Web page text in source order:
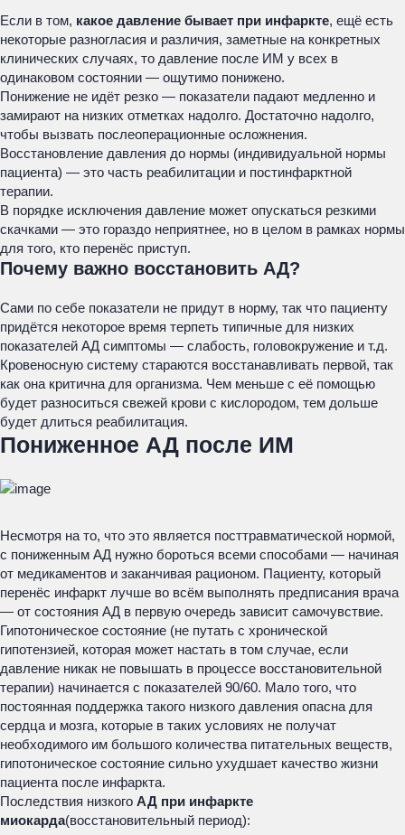
Если в том, какое давление бывает при инфаркте, ещё есть
некоторые разногласия и различия, заметные на конкретных
клинических случаях, то давление после ИМ у всех в
одинаковом состоянии — ощутимо понижено.
Понижение не идёт резко — показатели падают медленно и
замирают на низких отметках надолго. Достаточно надолго,
чтобы вызвать послеоперационные осложнения.
Восстановление давления до нормы (индивидуальной нормы
пациента) — это часть реабилитации и постинфарктной
терапии.
В порядке исключения давление может опускаться резкими
скачками — это гораздо неприятнее, но в целом в рамках нормы
для того, кто перенёс приступ.
Почему важно восстановить АД?
Сами по себе показатели не придут в норму, так что пациенту
придётся некоторое время терпеть типичные для низких
показателей АД симптомы — слабость, головокружение и т.д.
Кровеносную систему стараются восстанавливать первой, так
как она критична для организма. Чем меньше с её помощью
будет разноситься свежей крови с кислородом, тем дольше
будет длиться реабилитация.
Пониженное АД после ИМ
Несмотря на то, что это является посттравматической нормой,
с пониженным АД нужно бороться всеми способами — начиная
от медикаментов и заканчивая рационом. Пациенту, который
перенёс инфаркт лучше во всём выполнять предписания врача
— от состояния АД в первую очередь зависит самочувствие.
Гипотоническое состояние (не путать с хронической
гипотензией, которая может настать в том случае, если
давление никак не повышать в процессе восстановительной
терапии) начинается с показателей 90/60. Мало того, что
постоянная поддержка такого низкого давления опасна для
сердца и мозга, которые в таких условиях не получат
необходимого им большого количества питательных веществ,
гипотоническое состояние сильно ухудшает качество жизни
пациента после инфаркта.
Последствия низкого АД при инфаркте
миокарда(восстановительный период):